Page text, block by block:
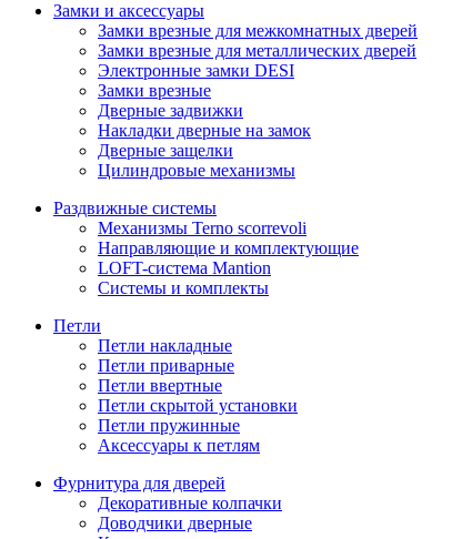
Замки и аксессуары
Замки врезные для межкомнатных дверей
Замки врезные для металлических дверей
Электронные замки DESI
Замки врезные
Дверные задвижки
Накладки дверные на замок
Дверные защелки
Цилиндровые механизмы
Раздвижные системы
Механизмы Terno scorrevoli
Направляющие и комплектующие
LOFT-cистема Mantion
Системы и комплекты
Петли
Петли накладные
Петли приварные
Петли ввертные
Петли скрытой установки
Петли пружинные
Аксессуары к петлям
Фурнитура для дверей
Декоративные колпачки
Доводчики дверные